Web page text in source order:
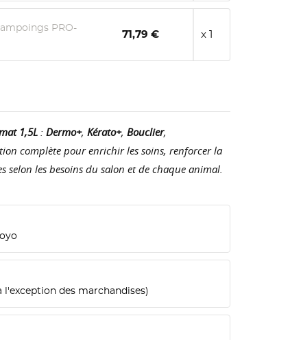
PRO-
71,79 € x 1
1,5L : Dermo+, Kérato+, Bouclier,
complète pour enrichir les soins, renforcer la
les besoins du salon et de chaque animal.
des marchandises)